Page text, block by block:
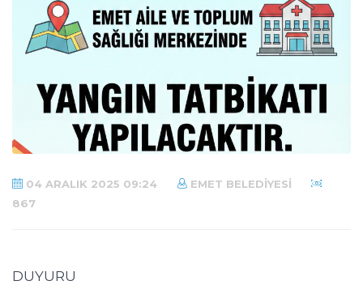
04 ARALIK 2025 09:24
EMET BELEDIYESI
867
DUYURU